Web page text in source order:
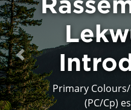
Comme la
Primary
Previous